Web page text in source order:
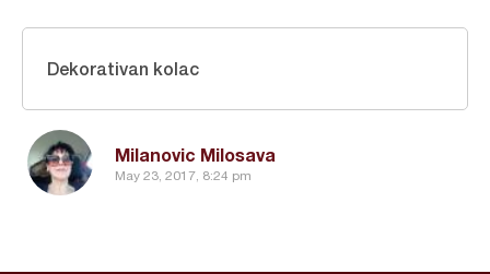
Milanovic Milosava
May 23, 2017, 8:24 pm
Dekorativan kolac